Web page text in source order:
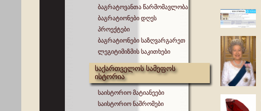
ბაგრატოვანთა წარმომავლობა
ბაგრატიონები დღეს
პროექტები
ბაგრატიონები საზღვარგარეთ
ლეგიტიმიზმის საკითხები
საქართველოს სამეფოს
ისტორია
საისტორიო მატიანეები
საისტორიო ნაშრომები